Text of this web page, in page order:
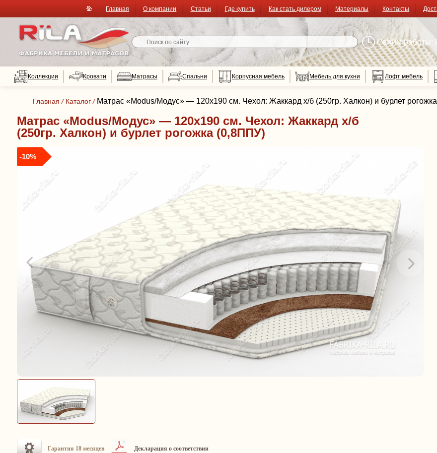
Главная О компании Статьи Где купить Как стать дилером Материалы Контакты
Режим работы:
Коллекции Кровати Матрасы Спальни Корпусная мебель Мебель для кухни Лофт мебель
Главная / Каталог / Матрас «Modus/Модус» — 120x190 см. Чехол: Жаккард х/б (250гр. Халкон) и бурлет
Матрас «Modus/Модус» — 120x190 см. Чехол: Жаккард х/б
(250гр. Халкон) и бурлет рогожка (0,8ППУ)
-10%
Гарантия 18 месяцев Декларация о соответствии